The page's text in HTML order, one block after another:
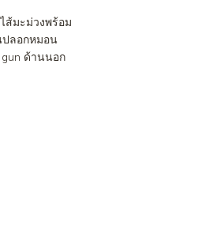
ส้มะม่วงพร้อม
ปลอกหมอน
ด้านนอก